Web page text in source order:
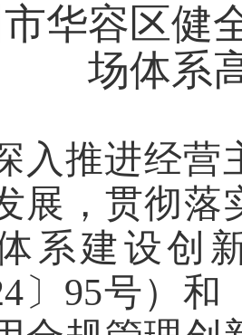
华容区健
场体系
入推进经营
展，贯彻落
系建设创
〕95号）